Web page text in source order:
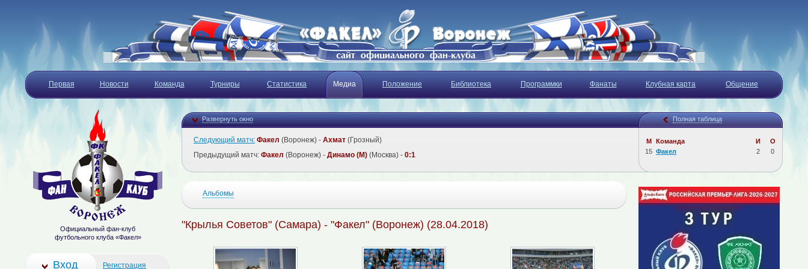
Первая Новости Команда Турниры Статистика Медиа Положение Библиотека Программки Фанаты Клубная карта Общение
Развернуть окно Полная таблица
М Команда И
О
15 Факел 2 0
Следующий матч: Факел (Воронеж) - Ахмат (Грозный)
Предыдущий матч: Факел (Воронеж) - Динамо (М) (Москва) - 0:1
Альбомы
"Крылья Советов" (Самара) - "Факел" (Воронеж) (28.04.2018)
Официальный фан-клуб
футбольного клуба «Факел»
Вход Регистрация